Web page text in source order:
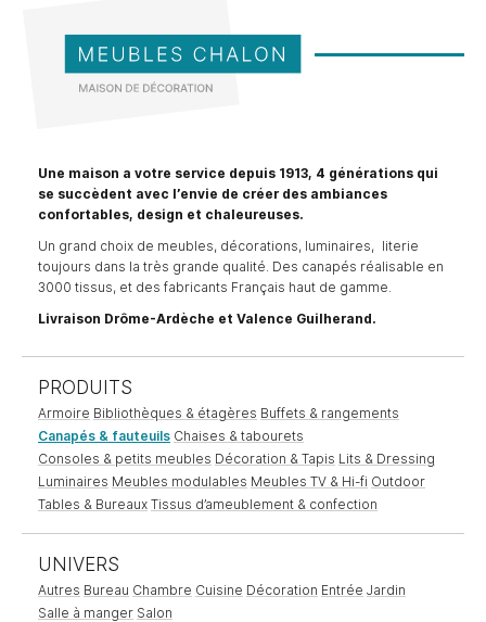
Une maison a votre service depuis 1913, 4 générations qui
se succèdent avec l’envie de créer des ambiances
confortables, design et chaleureuses.
Un grand choix de meubles, décorations, luminaires, literie
toujours dans la très grande qualité. Des canapés réalisable en
3000 tissus, et des fabricants Français haut de gamme.
Livraison Drôme-Ardèche et Valence Guilherand.
PRODUITS
Armoire Bibliothèques & étagères Buffets & rangements
Canapés & fauteuils Chaises & tabourets
Consoles & petits meubles Décoration & Tapis Lits & Dressing
Luminaires Meubles modulables Meubles TV & Hi-fi Outdoor
Tables & Bureaux Tissus d’ameublement & confection
UNIVERS
Autres Bureau Chambre Cuisine Décoration Entrée Jardin
Salle à manger Salon